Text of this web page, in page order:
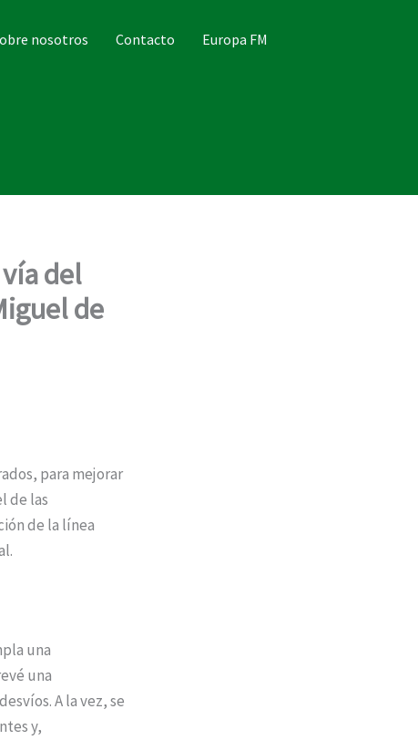
nosotros Contacto Europa FM
del
de
para mejorar
de las
de la línea
una
una
A la vez, se
y,